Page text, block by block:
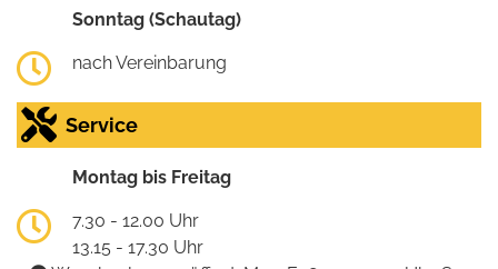
Sonntag (Schautag)
nach Vereinbarung
Service
Montag bis Freitag
7.30 - 12.00 Uhr
13.15 - 17.30 Uhr